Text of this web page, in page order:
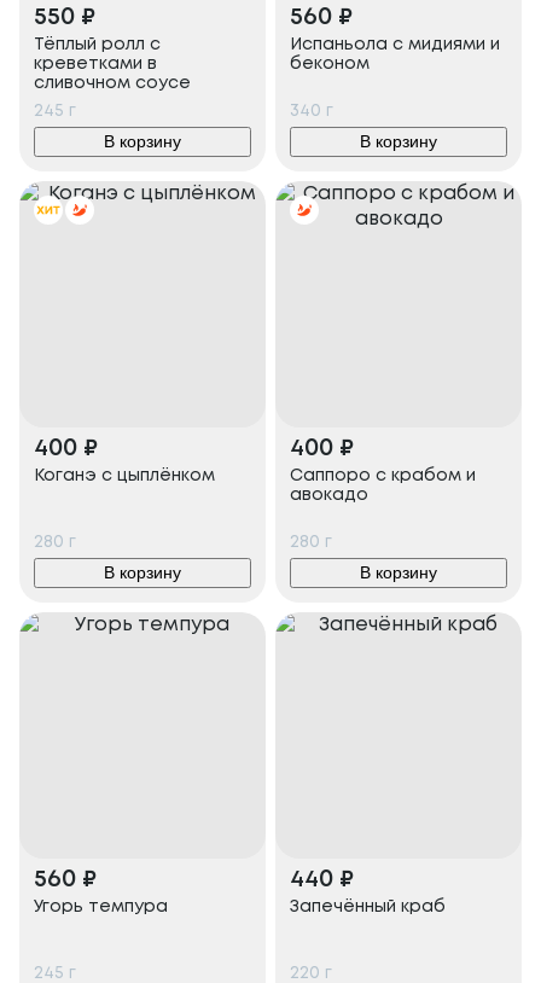
550 ₽
Тёплый ролл с
креветками в
сливочном соусе
245 г
В корзину
560 ₽
Испаньола с мидиями и
беконом
340 г
В корзину
400 ₽
Коганэ с цыплёнком
280 г
В корзину
400 ₽
Саппоро с крабом и
авокадо
280 г
В корзину
560 ₽
Угорь темпура
245 г
440 ₽
Запечённый краб
220 г